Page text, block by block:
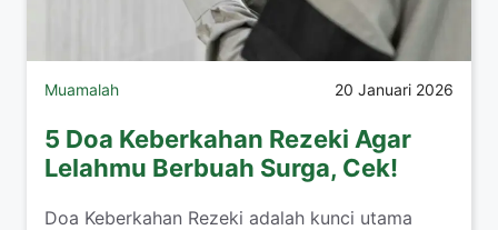
Muamalah 20 Januari 2026
5 Doa Keberkahan Rezeki Agar
Lelahmu Berbuah Surga, Cek!
​Doa Keberkahan Rezeki adalah kunci utama